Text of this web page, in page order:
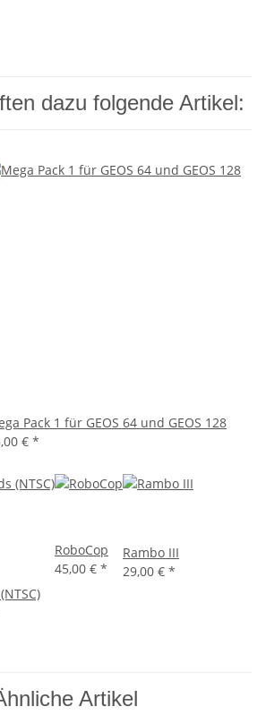
dazu folgende Artikel:
Pack 1 für GEOS 64 und GEOS 128
€ *
RoboCop
45,00 € *
Rambo III
29,00 € *
Artikel